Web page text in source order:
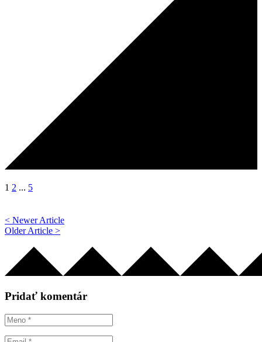
1 2 ... 5
< Newer Article
Older Article >
Pridať komentár